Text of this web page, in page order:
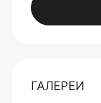
ГАЛЕРЕИ